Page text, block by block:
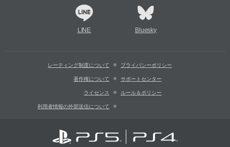
LINE Bluesky
レーティング制度について プライバシーポリシー
著作権について サポートセンター
ライセンス ルール＆ポリシー
利用者情報の外部送信について